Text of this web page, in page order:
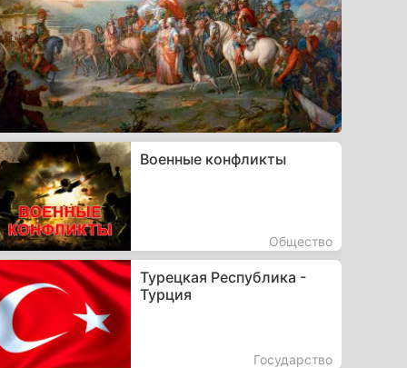
Военные конфликты
Общество
Турецкая Республика -
Турция
Государство